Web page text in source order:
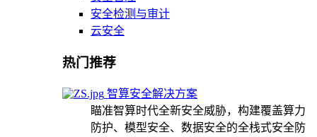
安全检测与审计
云安全
热门推荐
智算安全解决方案
瞄准智算时代全新安全威胁，构建覆盖算力
防护、模型安全、数据安全的全栈式安全防